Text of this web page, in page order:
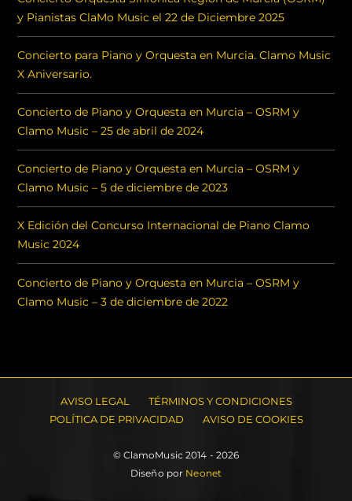
y Pianistas ClaMo Music el 22 de Diciembre 2025
Concierto para Piano y Orquesta en Murcia. Clamo Music
X Aniversario.
Concierto de Piano y Orquesta en Murcia – OSRM y
Clamo Music – 25 de abril de 2024
Concierto de Piano y Orquesta en Murcia – OSRM y
Clamo Music – 5 de diciembre de 2023
X Edición del Concurso Internacional de Piano Clamo
Music 2024
Concierto de Piano y Orquesta en Murcia – OSRM y
Clamo Music – 3 de diciembre de 2022
AVISO LEGAL
TÉRMINOS Y CONDICIONES
POLÍTICA DE PRIVACIDAD
AVISO DE COOKIES
© ClamoMusic 2014 - 2026
Diseño por Neonet